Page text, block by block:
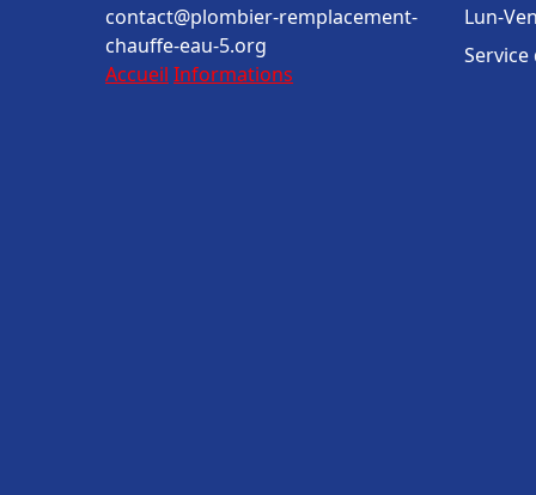
contact@plombier-remplacement-
chauffe-eau-5.org
Accueil Informations
Lun-